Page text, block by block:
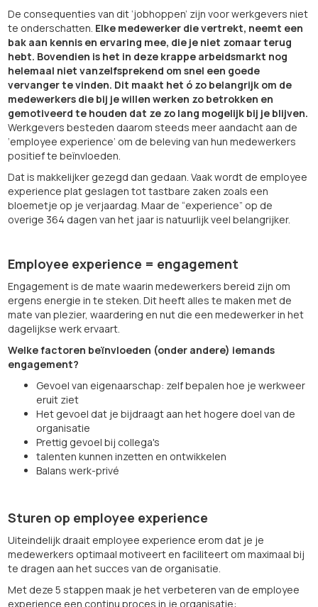
De consequenties van dit ‘jobhoppen’ zijn voor werkgevers niet
te onderschatten. Elke medewerker die vertrekt, neemt een
bak aan kennis en ervaring mee, die je niet zomaar terug
hebt. Bovendien is het in deze krappe arbeidsmarkt nog
helemaal niet vanzelfsprekend om snel een goede
vervanger te vinden. Dit maakt het ó zo belangrijk om de
medewerkers die bij je willen werken zo betrokken en
gemotiveerd te houden dat ze zo lang mogelijk bij je blijven.
Werkgevers besteden daarom steeds meer aandacht aan de
‘employee experience’ om de beleving van hun medewerkers
positief te beïnvloeden.
Dat is makkelijker gezegd dan gedaan. Vaak wordt de employee
experience plat geslagen tot tastbare zaken zoals een
bloemetje op je verjaardag. Maar de “experience” op de
overige 364 dagen van het jaar is natuurlijk veel belangrijker.
Employee experience = engagement
Engagement is de mate waarin medewerkers bereid zijn om
ergens energie in te steken. Dit heeft alles te maken met de
mate van plezier, waardering en nut die een medewerker in het
dagelijkse werk ervaart.
Welke factoren beïnvloeden (onder andere) iemands
engagement?
Gevoel van eigenaarschap: zelf bepalen hoe je werkweer
eruit ziet
Het gevoel dat je bijdraagt aan het hogere doel van de
organisatie
Prettig gevoel bij collega's
talenten kunnen inzetten en ontwikkelen
Balans werk-privé
Sturen op employee experience
Uiteindelijk draait employee experience erom dat je je
medewerkers optimaal motiveert en faciliteert om maximaal bij
te dragen aan het succes van de organisatie.
Met deze 5 stappen maak je het verbeteren van de employee
experience een continu proces in je organisatie: